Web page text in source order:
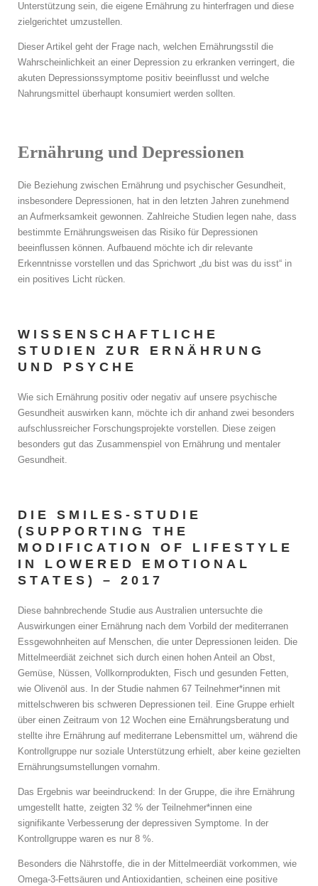
über mich
Termine
Buchempfehlungen
FAQ Psychotherapie
Privatsphäre-Einstellungen ändern
Einstellungen
Einwilligungen widerrufen
Unterstützung sein, die eigene Ernährung zu hinterfragen und diese
zielgerichtet umzustellen.
Dieser Artikel geht der Frage nach, welchen Ernährungsstil die
Wahrscheinlichkeit an einer Depression zu erkranken verringert, die
akuten Depressionssymptome positiv beeinflusst und welche
Nahrungsmittel überhaupt konsumiert werden sollten.
Ernährung und Depressionen
Die Beziehung zwischen Ernährung und psychischer Gesundheit,
insbesondere Depressionen, hat in den letzten Jahren zunehmend
an Aufmerksamkeit gewonnen. Zahlreiche Studien legen nahe, dass
bestimmte Ernährungsweisen das Risiko für Depressionen
beeinflussen können. Aufbauend möchte ich dir relevante
Erkenntnisse vorstellen und das Sprichwort „du bist was du isst“ in
ein positives Licht rücken.
WISSENSCHAFTLICHE
STUDIEN ZUR ERNÄHRUNG
UND PSYCHE
Wie sich Ernährung positiv oder negativ auf unsere psychische
Gesundheit auswirken kann, möchte ich dir anhand zwei besonders
aufschlussreicher Forschungsprojekte vorstellen. Diese zeigen
besonders gut das Zusammenspiel von Ernährung und mentaler
Gesundheit.
DIE SMILES-STUDIE
(SUPPORTING THE
MODIFICATION OF LIFESTYLE
IN LOWERED EMOTIONAL
STATES) – 2017
Diese bahnbrechende Studie aus Australien untersuchte die
Auswirkungen einer Ernährung nach dem Vorbild der mediterranen
Essgewohnheiten auf Menschen, die unter Depressionen leiden. Die
Mittelmeerdiät zeichnet sich durch einen hohen Anteil an Obst,
Gemüse, Nüssen, Vollkornprodukten, Fisch und gesunden Fetten,
wie Olivenöl aus. In der Studie nahmen 67 Teilnehmer*innen mit
mittelschweren bis schweren Depressionen teil. Eine Gruppe erhielt
über einen Zeitraum von 12 Wochen eine Ernährungsberatung und
stellte ihre Ernährung auf mediterrane Lebensmittel um, während die
Kontrollgruppe nur soziale Unterstützung erhielt, aber keine gezielten
Ernährungsumstellungen vornahm.
Das Ergebnis war beeindruckend: In der Gruppe, die ihre Ernährung
umgestellt hatte, zeigten 32 % der Teilnehmer*innen eine
signifikante Verbesserung der depressiven Symptome. In der
Kontrollgruppe waren es nur 8 %.
Besonders die Nährstoffe, die in der Mittelmeerdiät vorkommen, wie
Omega-3-Fettsäuren und Antioxidantien, scheinen eine positive